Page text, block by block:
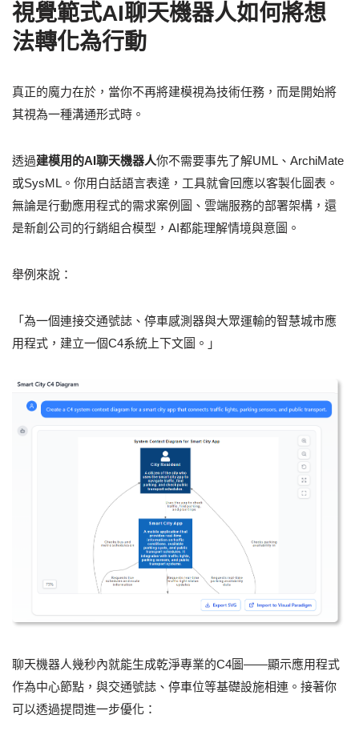
視覺範式AI聊天機器人如何將想
法轉化為行動
真正的魔力在於，當你不再將建模視為技術任務，而是開始將
其視為一種溝通形式時。
透過建模用的AI聊天機器人你不需要事先了解UML、ArchiMate
或SysML。你用白話語言表達，工具就會回應以客製化圖表。
無論是行動應用程式的需求案例圖、雲端服務的部署架構，還
是新創公司的行銷組合模型，AI都能理解情境與意圖。
舉例來說：
「為一個連接交通號誌、停車感測器與大眾運輸的智慧城市應
用程式，建立一個C4系統上下文圖。」
聊天機器人幾秒內就能生成乾淨專業的C4圖——顯示應用程式
作為中心節點，與交通號誌、停車位等基礎設施相連。接著你
可以透過提問進一步優化：